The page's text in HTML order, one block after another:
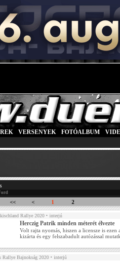
VERSENYEK FOTÓALBUM
<< < 1 2
Rallye 2020 • interjú
Herczig Patrik minden méterét élvezte
Volt rajta nyomás, hiszen a licensze is ezen
kizárta és egy felszabadult autózással
Rallye Bajnokság 2020 • interjú